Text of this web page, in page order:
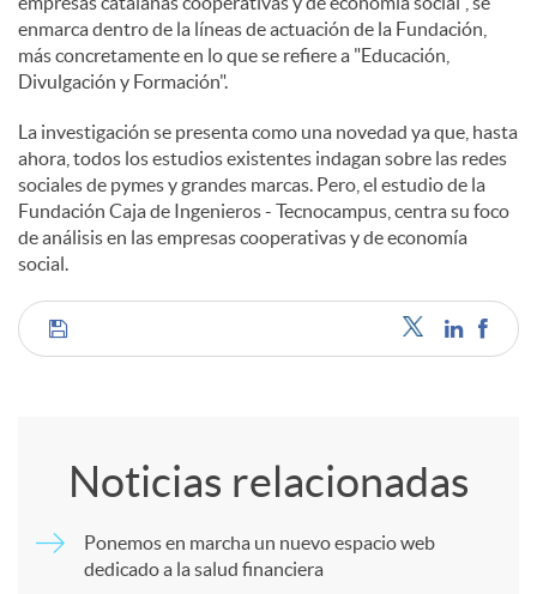
enmarca dentro de la líneas de actuación de la Fundación,
más concretamente en lo que se refiere a "Educación,
Divulgación y Formación".
La investigación se presenta como una novedad ya que, hasta
ahora, todos los estudios existentes indagan sobre las redes
sociales de pymes y grandes marcas. Pero, el estudio de la
Fundación Caja de Ingenieros - Tecnocampus, centra su foco
de análisis en las empresas cooperativas y de economía
social.
C
Noticias relacionadas
Ponemos en marcha un nuevo espacio web
dedicado a la salud financiera